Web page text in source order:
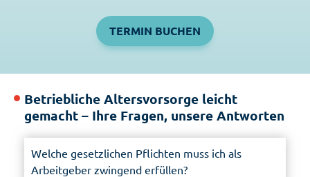
TERMIN BUCHEN
Betriebliche Altersvorsorge leicht
gemacht – Ihre Fragen, unsere Antworten
Welche gesetzlichen Pflichten muss ich als
Arbeitgeber zwingend erfüllen?